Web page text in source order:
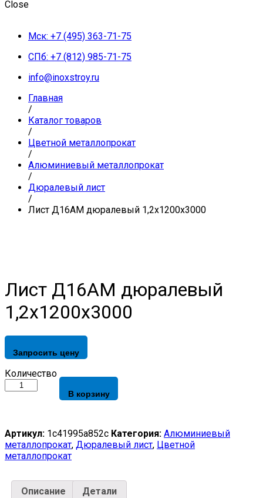
Close
Мск: +7 (495) 363-71-75
СПб: +7 (812) 985-71-75
info@inoxstroy.ru
Главная
/
Каталог товаров
/
Цветной металлопрокат
/
Алюминиевый металлопрокат
/
Дюралевый лист
/
Лист Д16АМ дюралевый 1,2х1200х3000
Лист Д16АМ дюралевый
1,2х1200х3000
Запросить цену
Лист
Д16АМ
Количество
В корзину
Артикул: 1c41995a852c Категория: Алюминиевый
металлопрокат, Дюралевый лист, Цветной
металлопрокат
Описание Детали